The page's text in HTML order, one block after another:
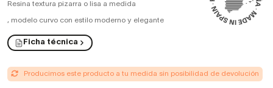
Resina textura pizarra o lisa a medida
, modelo curvo con estilo moderno y elegante
Ficha técnica
Producimos este producto a tu medida sin posibilidad de devolución